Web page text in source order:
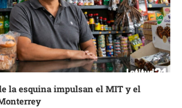
la esquina impulsan el MIT y el